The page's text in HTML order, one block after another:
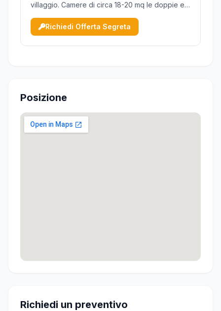
villaggio. Camere di circa 18-20 mq le doppie e
castello, fornite di aria condizionata,
asciugacapelli, cassaforte, telefono, TV e
minibar (riempimento su r...
Richiedi Offerta Segreta
Posizione
Richiedi un preventivo